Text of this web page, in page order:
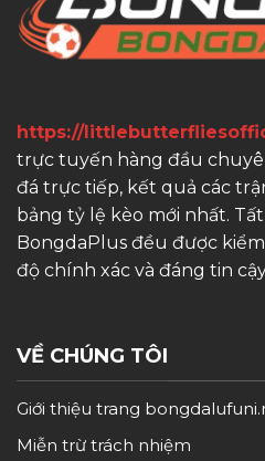
https://
trực tuyến hàng đầu
đá trực tiếp, kết quả các
bảng tỷ lệ kèo mới nhất.
BongdaPlus đều được
độ chính xác và đáng tin
VỀ CHÚNG TÔI
Giới thiệu trang
Miễn trừ trách nhiệm